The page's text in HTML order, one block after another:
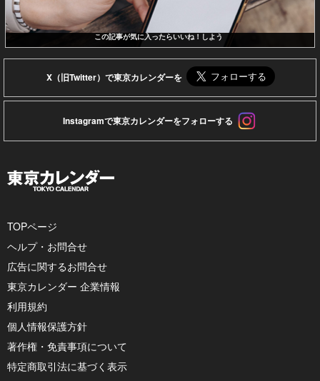
この記事が気に入ったらいいね！しよう
X（旧Twitter）で東京カレンダーを
Instagramで東京カレンダーをフォローする
TOPページ
ヘルプ・お問合せ
広告に関するお問合せ
東京カレンダー 企業情報
利用規約
個人情報保護方針
著作権・免責事項について
特定商取引法に基づく表示